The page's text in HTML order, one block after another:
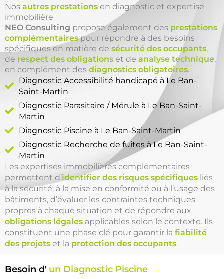
Nos autres prestations en diagnostic et expertise
immobilière
NEO Consulting propose également des prestations
complémentairespour répondre à des besoins
spécifiques en matière de sécurité des occupants,
de respect des obligations et de analyse technique,
en complément des diagnostics obligatoires.
Diagnostic Accessibilité handicapé à Le Ban-
Saint-Martin
Diagnostic Parasitaire / Mérule à Le Ban-Saint-
Martin
Diagnostic Piscine à Le Ban-Saint-Martin
Diagnostic Recherche de fuites à Le Ban-Saint-
Martin
Les expertises immobilières complémentaires
permettent d’identifier des risques spécifiques liés
à la sécurité, à la mise en conformité ou à l’usage des
bâtiments, d’évaluer les contraintes techniques
propres à chaque situation et de répondre aux
obligations légales applicables selon le contexte. Ils
constituent une phase clé pour garantir la fiabilité
des projets et la protection des occupants.
Besoin d' un Diagnostic Piscine